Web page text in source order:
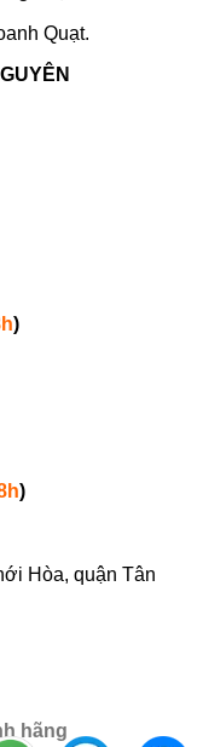
Quạt.
)
)
Hòa, quận Tân
hãng